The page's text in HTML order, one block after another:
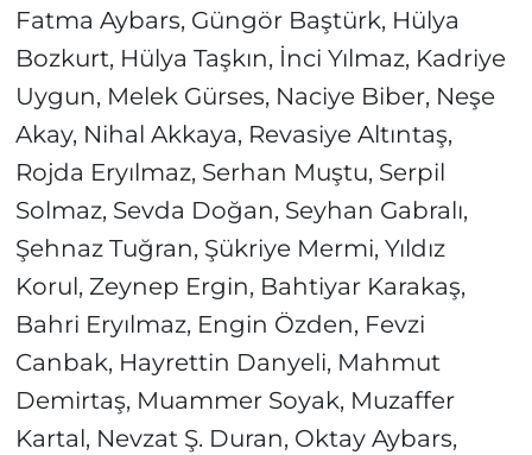
Fatma Aybars, Güngör Baştürk, Hülya
Bozkurt, Hülya Taşkın, İnci Yılmaz, Kadriye
Uygun, Melek Gürses, Naciye Biber, Neşe
Akay, Nihal Akkaya, Revasiye Altıntaş,
Rojda Eryılmaz, Serhan Muştu, Serpil
Solmaz, Sevda Doğan, Seyhan Gabralı,
Şehnaz Tuğran, Şükriye Mermi, Yıldız
Korul, Zeynep Ergin, Bahtiyar Karakaş,
Bahri Eryılmaz, Engin Özden, Fevzi
Canbak, Hayrettin Danyeli, Mahmut
Demirtaş, Muammer Soyak, Muzaffer
Kartal, Nevzat Ş. Duran, Oktay Aybars,